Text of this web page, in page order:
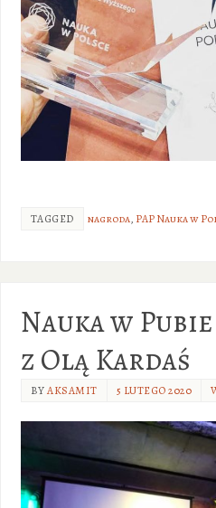
TAGGED nagroda, PAP Nauka w
Nauka w
z Olą Kardaś
BYAKSAMIT 5 LUTEGO 2020